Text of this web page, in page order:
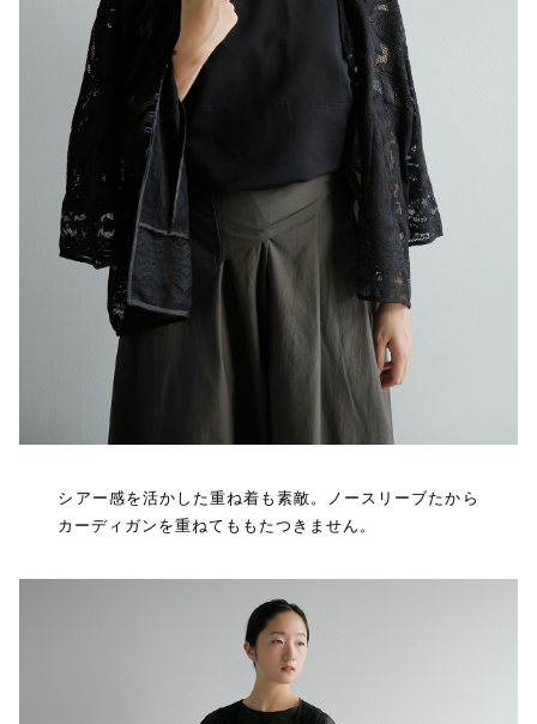
シアー感を活かした重ね着も素敵。ノースリーブたから
カーディガンを重ねてももたつきません。